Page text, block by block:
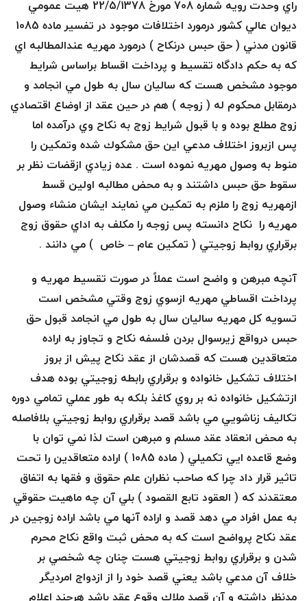
ه
و
ک
ی
ل
پ
ا
ی
ه
ی
ک
ا
ی
ل
ا
م
راي وحدت رويه شماره 708 مورخ 22/5/1378 هيت عمومي
ديوان عالي كشور درمورد اختلافات موجود در تفسير ماده 1085
قانون مدني ( حق حبس درنكاح ) درمورد مهريه عندالمطالبه اي
كه به حكم دادگاه تقسيط و پرداخت اقساط براساس شرايط
موجود مشخص هست كه ساليان سال به طول مي انجامد و
درمقابل محكوم له ( زوجه ) هم در حين عقد از اوضاع اقتصادي
زوج مطلع بوده و با قبول شرايط زوج به نكاح وي درآمده اما
پس ازبروز اختلاف مدعي اين حق مشكوك شده وتمكين را
منوط به وصول مهريه نموده است . عده زيادي ازقضات نظر بر
سقوط حق حبس داشتند و به محض مطالبه اولين قسط
ازمهريه زوج را ملزم به تمكين مي نمايند ايشان منشاء وصول
مهريه را نكاح دانسته پس زوجه را مكلف به اداي حقوق زوج
برقراري روابط زوجيتي ( تمكين عام–خاص ) مي دانند .
آنچه مبرهن و واضح است عملاً در صورت تقسيط مهريه و
پرداخت اقساطي مهريه ازسوي زوج وقتي مشخص است
تسويه كل مهريه ساليان سال به طول مي انجامد قبول حق
حبس درواقع زيرسوال بردن فلسفه نكاح و تجاوز به اراده
متعاقدين هست كه قصدشان از عقد نكاح پيش از بروز
اختلاف تشكيل خانواده و برقراري رابطه زوجيتي بوده هدف
ازتشكيل خانواده نه بر روي كاغذ بلكه به طور عملي تمامي دوره
تكاليف زناشويي مي باشد قصد برقراري روابط زوجيتي بلافاصله
به محض انعقاد عقد مسلم و مبرهن است لذا نمي توان با
وضع قاعده ايي تكميلي ( ماده 1085 ) اراده متعاقدين را تحت
تاثير قرار داد چرا كه صاحب نظران علم حقوق و فقها به اتفاق
معتقدند كه ( العقود تابع القصود ) بلي آن چه ماهيت حقوقي
به عمل افراد مي دهد قصد و اراده آنها مي باشد اراده زوجين در
عقد نكاح پرواضح است كه به محض ثبت واقع نكاح محرم
شدن و برقراري روابط زوجيتي هست چنان چه شخصي بر
خلاف آن مدعي باشد يعني قصد خود را از ازدواج امرديگر
مدنظر داشته و آن قصد ملاك وقوع عقد باشد هرچند اعلام